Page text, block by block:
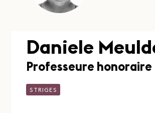
Daniele
Professeure honoraire
STRIGES